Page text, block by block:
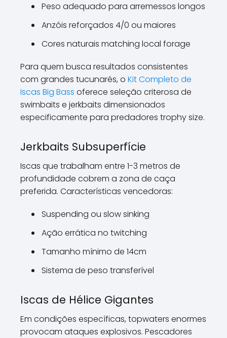
Peso adequado para arremessos longos
Anzóis reforçados 4/0 ou maiores
Cores naturais matching local forage
Para quem busca resultados consistentes
com grandes tucunarés, o Kit Completo de
Iscas Big Bass oferece seleção criterosa de
swimbaits e jerkbaits dimensionados
especificamente para predadores trophy size.
Jerkbaits Subsuperfície
Iscas que trabalham entre 1-3 metros de
profundidade cobrem a zona de caça
preferida. Características vencedoras:
Suspending ou slow sinking
Ação errática no twitching
Tamanho mínimo de 14cm
Sistema de peso transferível
Iscas de Hélice Gigantes
Em condições específicas, topwaters enormes
provocam ataques explosivos. Pescadores